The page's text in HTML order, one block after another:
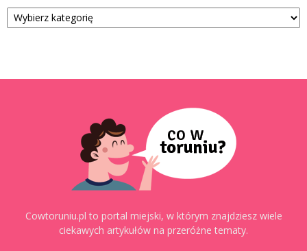
Kategorie
Cowtoruniu.pl to portal miejski, w którym znajdziesz wiele
ciekawych artykułów na przeróżne tematy.